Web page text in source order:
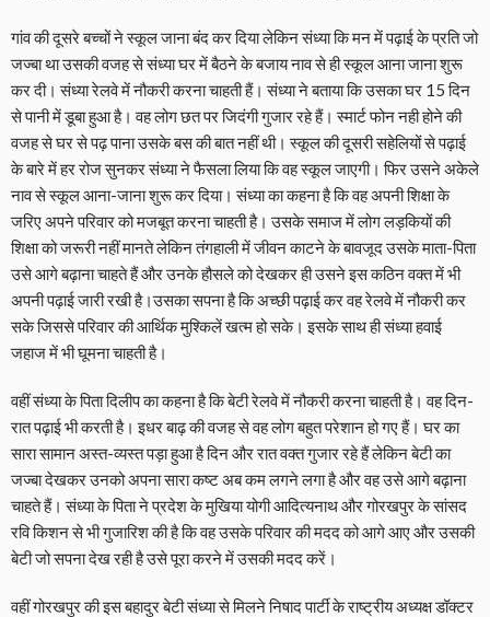
गांव की दूसरे बच्चों ने स्कूल जाना बंद कर दिया लेकिन संध्या कि मन में पढ़ाई के प्रति जो
जज्बा था उसकी वजह से संध्या घर में बैठने के बजाय नाव से ही स्कूल आना जाना शुरू
कर दी। संध्या रेलवे में नौकरी करना चाहती हैं। संध्या ने बताया कि उसका घर 15 दिन
से पानी में डूबा हुआ है। वह लोग छत पर जिदंगी गुजार रहे हैं। स्मार्ट फोन नही होने की
वजह से घर से पढ़ पाना उसके बस की बात नहीं थी। स्कूल की दूसरी सहेलियों से पढ़ाई
के बारे में हर रोज सुनकर संध्या ने फैसला लिया कि वह स्कूल जाएगी। फिर उसने अकेले
नाव से स्कूल आना-जाना शुरू कर दिया। संध्या का कहना है कि वह अपनी शिक्षा के
जरिए अपने परिवार को मजबूत करना चाहती है। उसके समाज में लोग लड़कियों की
शिक्षा को जरूरी नहीं मानते लेकिन तंगहाली में जीवन काटने के बावजूद उसके माता-पिता
उसे आगे बढ़ाना चाहते हैं और उनके हौसले को देखकर ही उसने इस कठिन वक्त में भी
अपनी पढ़ाई जारी रखी है।उसका सपना है कि अच्छी पढ़ाई कर वह रेलवे में नौकरी कर
सके जिससे परिवार की आर्थिक मुश्किलें खत्म हो सके। इसके साथ ही संध्या हवाई
जहाज में भी घूमना चाहती है।
वहीं संध्या के पिता दिलीप का कहना है कि बेटी रेलवे में नौकरी करना चाहती है। वह दिन-
रात पढ़ाई भी करती है। इधर बाढ़ की वजह से वह लोग बहुत परेशान हो गए हैं। घर का
सारा सामान अस्त-व्यस्त पड़ा हुआ है दिन और रात वक्त गुजार रहे हैं लेकिन बेटी का
जज्बा देखकर उनको अपना सारा कष्ट अब कम लगने लगा है और वह उसे आगे बढ़ाना
चाहते हैं। संध्या के पिता ने प्रदेश के मुखिया योगी आदित्यनाथ और गोरखपुर के सांसद
रवि किशन से भी गुजारिश की है कि वह उसके परिवार की मदद को आगे आए और उसकी
बेटी जो सपना देख रही है उसे पूरा करने में उसकी मदद करें।
वहीं गोरखपुर की इस बहादुर बेटी संध्या से मिलने निषाद पार्टी के राष्ट्रीय अध्यक्ष डॉक्टर